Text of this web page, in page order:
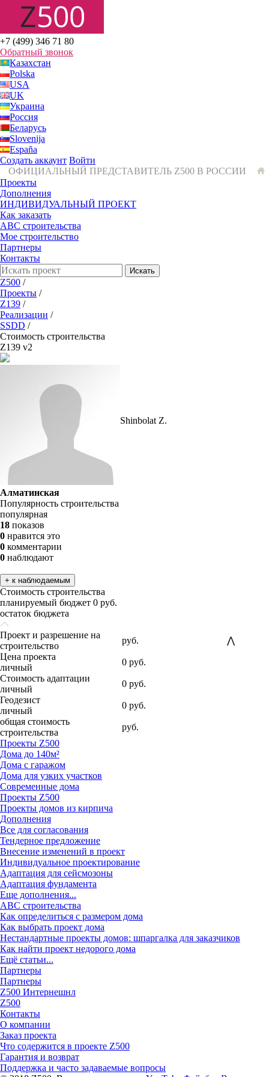
+7 (499) 346 71 80
Обратный звонок
Казахстан
Polska
USA
UK
Украина
Россия
Беларусь
Slovenija
España
Создать аккаунт Войти
ОФИЦИАЛЬНЫЙ ПРЕДСТАВИТЕЛЬ Z500 В РОССИИ
Проекты
Дополнения
ИНДИВИДУАЛЬНЫЙ ПРОЕКТ
Как заказать
ABC строительства
Мое строительство
Партнеры
Контакты
Искать
Z500 /
Проекты /
Z139 /
Реализации /
SSDD /
Стоимость строительства
Z139 v2
Shinbolat Z.
Алматинская
Популярность строительства
популярная
18 показов
0 нравится это
0 комментарии
0 наблюдают
+ к наблюдаемым
Стоимость строительства
планируемый бюджет 0 руб.
остаток бюджета
Проект и разрешение на
строительство
руб.
⋀
Цена проекта
личный
0 руб.
Стоимость адаптации
личный
0 руб.
Геодезист
личный
0 руб.
общая стоимость
строительства
руб.
Проекты Z500
Дома до 140м²
Дома с гаражом
Дома для узких участков
Современные дома
Проекты Z500
Проекты домов из кирпича
Дополнения
Все для согласования
Тендерное предложение
Внесение изменений в проект
Индивидуальное проектирование
Адаптация для сейсмозоны
Адаптация фундамента
Еще дополнения...
ABC строительства
Как определиться с размером дома
Как выбрать проект дома
Нестандартные проекты домов: шпаргалка для заказчиков
Как найти проект недорого дома
Ещё статьи...
Партнеры
Партнеры
Z500 Интернешнл
Z500
Контакты
О компании
Заказ проекта
Что содержится в проекте Z500
Гарантия и возврат
Поддержка и часто задаваемые вопросы